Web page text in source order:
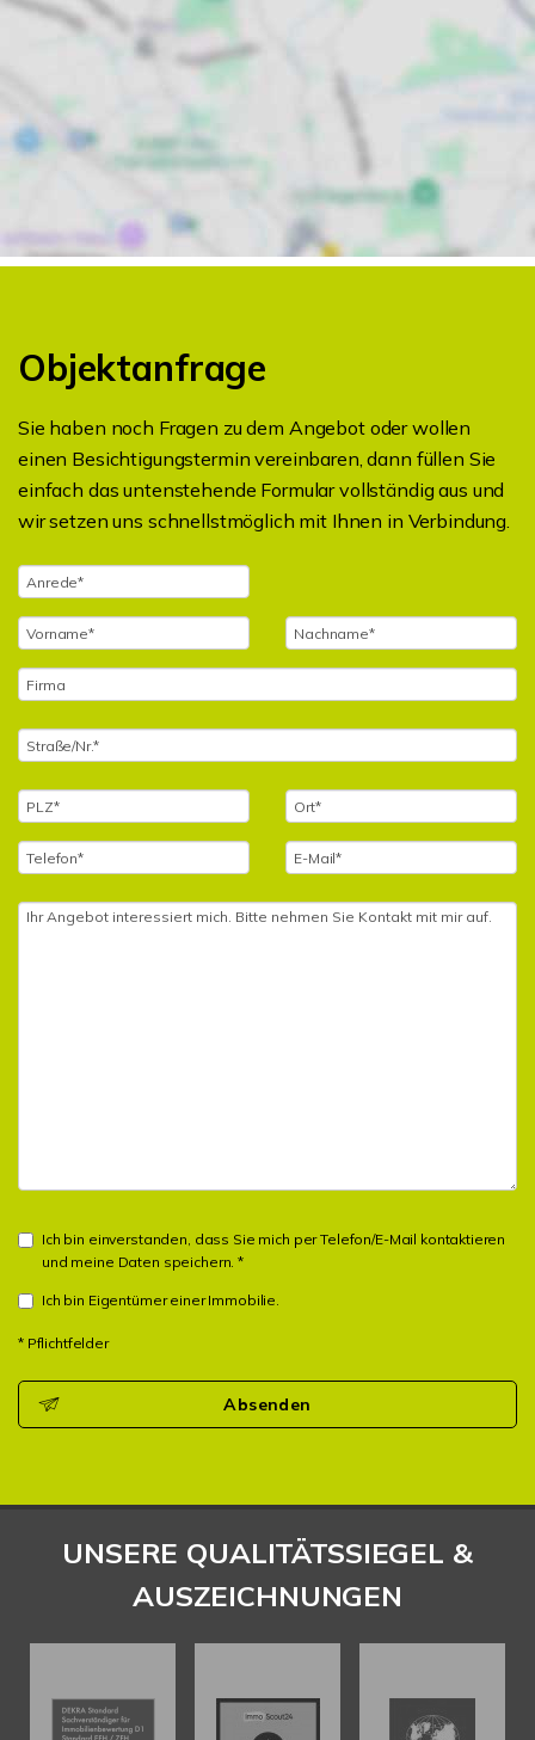
Objektanfrage
Sie haben noch Fragen zu dem Angebot oder wollen
einen Besichtigungstermin vereinbaren, dann füllen Sie
einfach das untenstehende Formular vollständig aus und
wir setzen uns schnellstmöglich mit Ihnen in Verbindung.
Ich bin einverstanden, dass Sie mich per Telefon/E-Mail kontaktieren
und meine Daten speichern. *
Ich bin Eigentümer einer Immobilie.
* Pflichtfelder
Absenden
UNSERE QUALITÄTSSIEGEL &
AUSZEICHNUNGEN